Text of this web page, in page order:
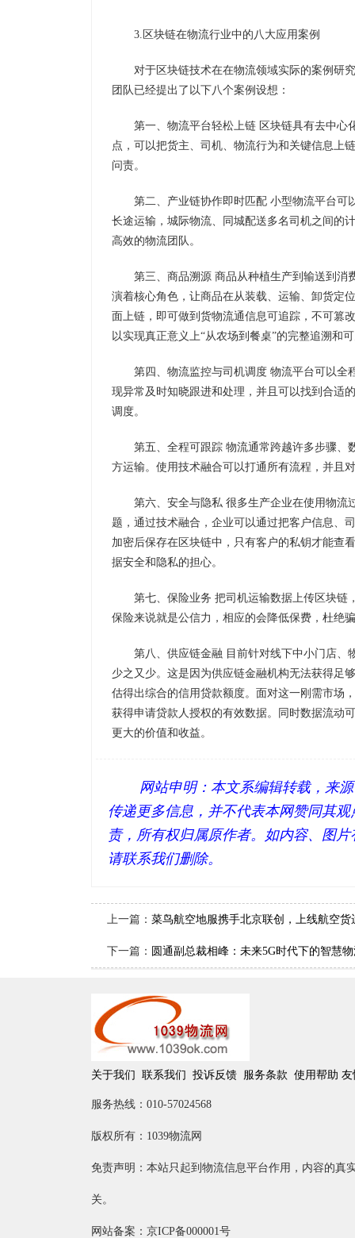
3.区块链在物流行业中的八大应用案例
对于区块链技术在在物流领域实际的案例研
团队已经提出了以下八个案例设想：
第一、物流平台轻松上链 区块链具有去中心
点，可以把货主、司机、物流行为和关键信息上
问责。
第二、产业链协作即时匹配 小型物流平台可
长途运输，城际物流、同城配送多名司机之间的
高效的物流团队。
第三、商品溯源 商品从种植生产到输送到消
演着核心角色，让商品在从装载、运输、卸货定
面上链，即可做到货物流通信息可追踪，不可篡
以实现真正意义上“从农场到餐桌”的完整追溯和
第四、物流监控与司机调度 物流平台可以全
现异常及时知晓跟进和处理，并且可以找到合适
调度。
第五、全程可跟踪 物流通常跨越许多步骤、
方运输。使用技术融合可以打通所有流程，并且
第六、安全与隐私 很多生产企业在使用物流
题，通过技术融合，企业可以通过把客户信息、
加密后保存在区块链中，只有客户的私钥才能查
据安全和隐私的担心。
第七、保险业务 把司机运输数据上传区块链
保险来说就是公信力，相应的会降低保费，杜绝
第八、供应链金融 目前针对线下中小门店、
少之又少。这是因为供应链金融机构无法获得足
估得出综合的信用贷款额度。面对这一刚需市场
获得申请贷款人授权的有效数据。同时数据流动
更大的价值和收益。
网站申明：本文系编辑转载，来源
传递更多信息，并不代表本网赞同其
责，所有权归属原作者。如内容、图
请联系我们删除。
上一篇： 菜鸟航空地服携手北京联创，上线航空货
下一篇： 圆通副总裁相峰：未来5G时代下的智慧
关于我们 联系我们 投诉反馈 服务条款 使用帮助 友
服务热线：010-57024568
版权所有：1039物流网
免责声明：本站只起到物流信息平台作用，内容的真
关。
网站备案：京ICP备000001号